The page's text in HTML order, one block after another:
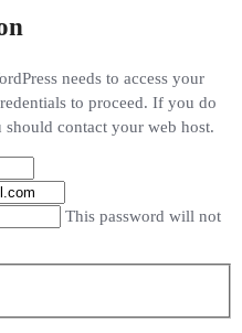
needs to access your
to proceed. If you do
contact your web host.
This password will not